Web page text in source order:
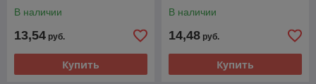
В наличии
13,54 руб.
Купить
В наличии
14,48 руб.
Купить